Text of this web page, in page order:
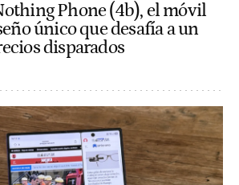
Phone (4b), el móvil
único que desafía a un
disparados